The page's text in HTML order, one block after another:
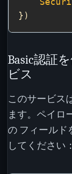
Basic認証
ビス
このサービス
ます。ペイロ
の フィールド
してください：